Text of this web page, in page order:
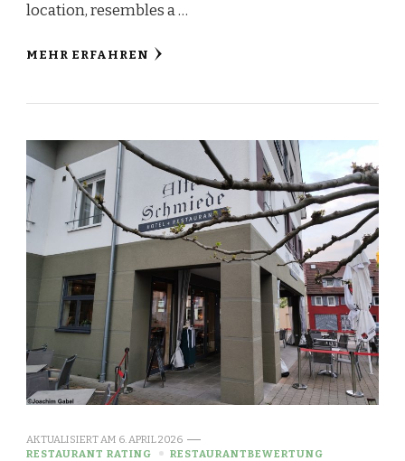
location, resembles a …
MEHR ERFAHREN
AKTUALISIERT AM 6. APRIL 2026
RESTAURANT RATING
RESTAURANTBEWERTUNG